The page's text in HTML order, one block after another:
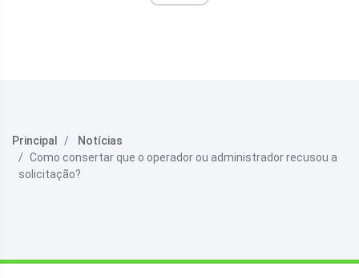
Principal
Notícias
Como consertar que o operador ou administrador recusou a
solicitação?